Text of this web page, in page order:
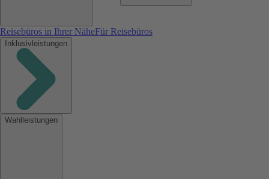
Reisebüros in Ihrer NäheFür Reisebüros
Inklusivleistungen
Wahlleistungen